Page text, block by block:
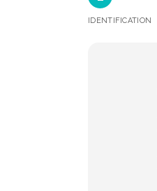
IDENTIFICATION